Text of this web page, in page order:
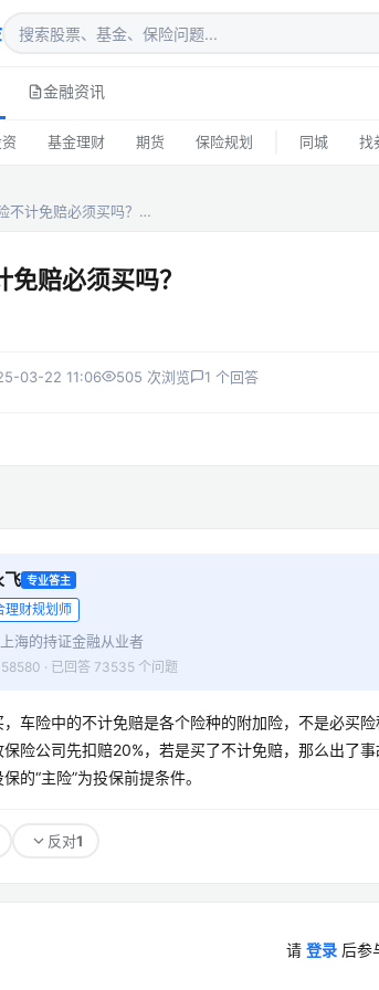
金融资讯
基金理财 期货 保险规划 同城 找
不计免赔必须买吗？…
免赔必须买吗？
03-22 11:06 505 次浏览 1 个回答
飞 专业答主
理财规划师
海的持证金融从业者
· 已回答 73535 个问题
车险中的不计免赔是各个险种的附加险，不是必买
保险公司先扣赔20%，若是买了不计免赔，那么出了
的“主险”为投保前提条件。
反对1
请 登录 后参